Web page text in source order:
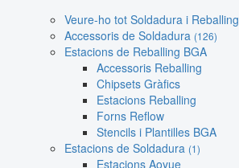
Veure-ho tot Soldadura i Reballing
Accessoris de Soldadura (126)
Estacions de Reballing BGA
Accessoris Reballing
Chipsets Gràfics
Estacions Reballing
Forns Reflow
Stencils i Plantilles BGA
Estacions de Soldadura (1)
Estacions Aoyue